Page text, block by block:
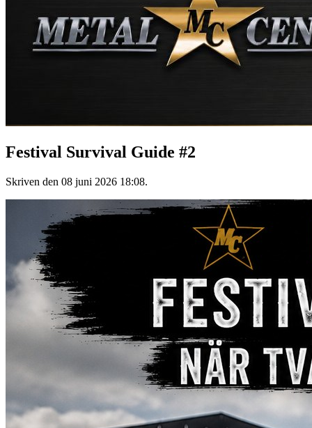
Festival Survival Guide #2
Skriven den 08 juni 2026 18:08.